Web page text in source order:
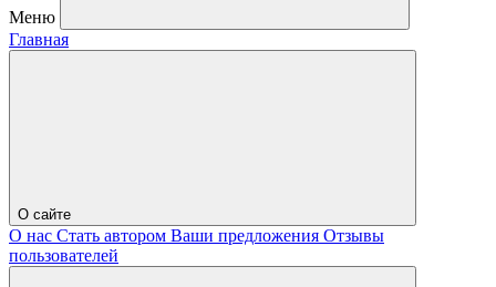
Меню
Главная
О сайте
О нас Стать автором Ваши предложения Отзывы
пользователей